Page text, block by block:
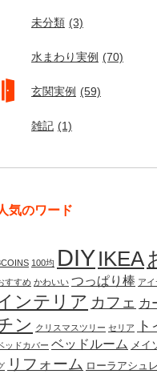
未分類 (3)
水まわり実例 (70)
玄関実例 (59)
雑記 (1)
気のワード
100均 DIYIKEA
すすめ かわいい つっぱり棒 ア
ンテリア カフェ カ
ン クリスマスツリー セリア
ッドカバー ベッドルーム メイ
リフォーム ローラアシュ